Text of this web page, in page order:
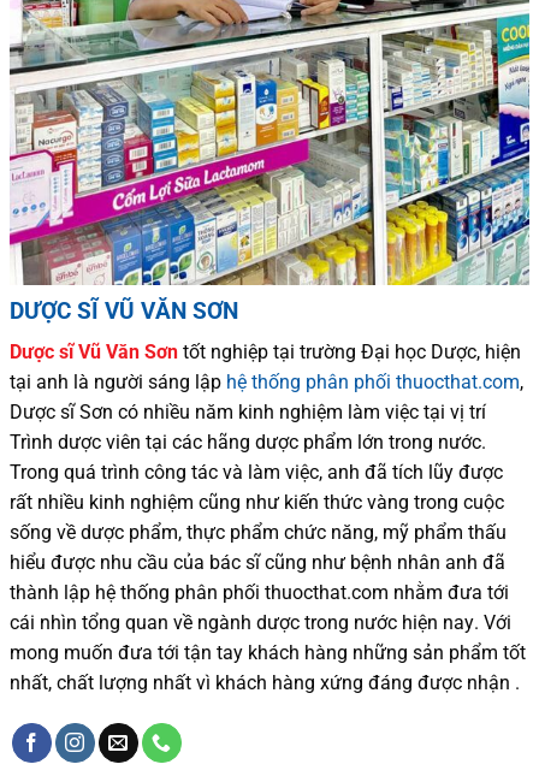
DƯỢC SĨ VŨ VĂN SƠN
Dược sĩVũ Văn Sơn tốt nghiệp tại trường Đại học Dược, hiện
tại anh là người sáng lập hệ thống phân phối thuocthat.com,
Dược sĩSơn có nhiều năm kinh nghiệm làm việc tại vị trí
Trình dược viên tại các hãng dược phẩm lớn trong nước.
Trong quá trình công tác và làm việc, anh đã tích lũy được
rất nhiều kinh nghiệm cũng như kiến thức vàng trong cuộc
sống về dược phẩm, thực phẩm chức năng, mỹ phẩm thấu
hiểu được nhu cầu của bác sĩcũng như bệnh nhân anh đã
thành lập hệ thống phân phối thuocthat.com nhằm đưa tới
cái nhìn tổng quan về ngành dược trong nước hiện nay. Với
mong muốn đưa tới tận tay khách hàng những sản phẩm tốt
nhất, chất lượng nhất vì khách hàng xứng đáng được nhận .